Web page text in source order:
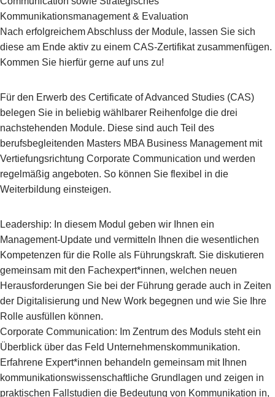
Kommunikationsmanagement & Evaluation
Nach erfolgreichem Abschluss der Module, lassen Sie sich
diese am Ende aktiv zu einem CAS-Zertifikat zusammenfügen.
Kommen Sie hierfür gerne auf uns zu!
Für den Erwerb des Certificate of Advanced Studies (CAS)
belegen Sie in beliebig wählbarer Reihenfolge die drei
nachstehenden Module. Diese sind auch Teil des
berufsbegleitenden Masters MBA Business Management mit
Vertiefungsrichtung Corporate Communication und werden
regelmäßig angeboten. So können Sie flexibel in die
Weiterbildung einsteigen.
Leadership: In diesem Modul geben wir Ihnen ein
Management-Update und vermitteln Ihnen die wesentlichen
Kompetenzen für die Rolle als Führungskraft. Sie diskutieren
gemeinsam mit den Fachexpert*innen, welchen neuen
Herausforderungen Sie bei der Führung gerade auch in Zeiten
der Digitalisierung und New Work begegnen und wie Sie Ihre
Rolle ausfüllen können.
Corporate Communication: Im Zentrum des Moduls steht ein
Überblick über das Feld Unternehmenskommunikation.
Erfahrene Expert*innen behandeln gemeinsam mit Ihnen
kommunikationswissenschaftliche Grundlagen und zeigen in
praktischen Fallstudien die Bedeutung von Kommunikation in,